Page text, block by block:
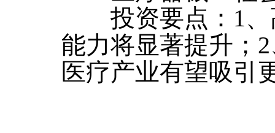
投资要点：1、
能力将显著提升；
医疗产业有望吸引